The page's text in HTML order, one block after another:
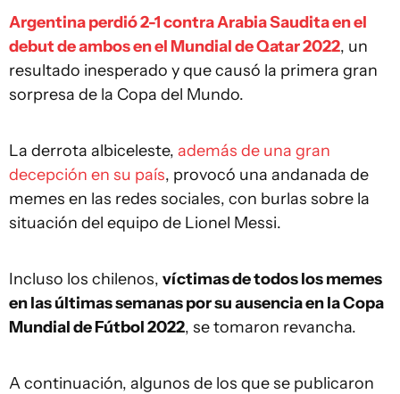
Argentina perdió 2-1 contra Arabia Saudita en el
debut de ambos en el Mundial de Qatar 2022, un
resultado inesperado y que causó la primera gran
sorpresa de la Copa del Mundo.
La derrota albiceleste, además de una gran
decepción en su país, provocó una andanada de
memes en las redes sociales, con burlas sobre la
situación del equipo de Lionel Messi.
Incluso los chilenos, víctimas de todos los memes
en las últimas semanas por su ausencia en la Copa
Mundial de Fútbol 2022, se tomaron revancha.
A continuación, algunos de los que se publicaron